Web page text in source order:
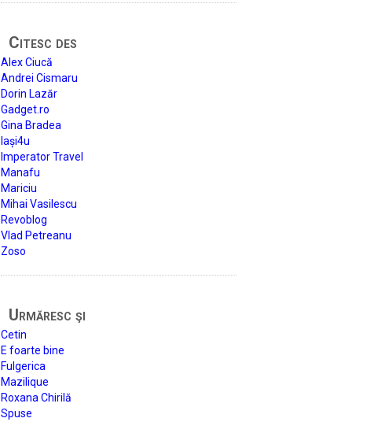
Citesc des
Alex Ciucă
Andrei Cismaru
Dorin Lazăr
Gadget.ro
Gina Bradea
Iași4u
Imperator Travel
Manafu
Mariciu
Mihai Vasilescu
Revoblog
Vlad Petreanu
Zoso
Urmăresc şi
Cetin
E foarte bine
Fulgerica
Mazilique
Roxana Chirilă
Spuse